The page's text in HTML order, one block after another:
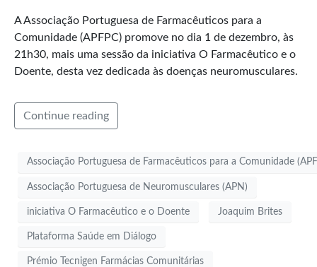
A Associação Portuguesa de Farmacêuticos para a
Comunidade (APFPC) promove no dia 1 de dezembro, às
21h30, mais uma sessão da iniciativa O Farmacêutico e o
Doente, desta vez dedicada às doenças neuromusculares.
Continue reading
Associação Portuguesa de Farmacêuticos para a Comunidade
Associação Portuguesa de Neuromusculares (APN)
iniciativa O Farmacêutico e o Doente Joaquim Brites
Plataforma Saúde em Diálogo
Prémio Tecnigen Farmácias Comunitárias